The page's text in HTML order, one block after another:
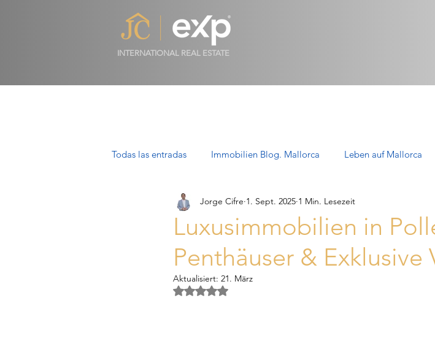
INTERNATIONAL REAL ESTATE
Todas las entradas Immobilien Blog. Mallorca Leben auf Mallorca
Luxusimmobilien in Mallorca Immobilien zum Verkauf in Mallorca
Villen auf Mallorca: Luxus, Stil Apartments auf Mallorca: Komfort
Luxusimmobilien in
Penthäuser & Exklusive
Jorge Cifre 1. Sept. 2025 1 Min. Lesezeit
Aktualisiert: 21. März
Mit NaN von 5 Sternen bewertet.